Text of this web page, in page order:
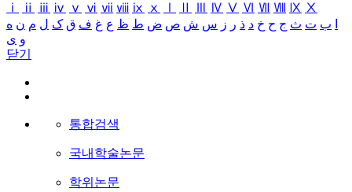
ⅰ
ⅱ ⅲ ⅳ ⅴ ⅵ ⅶ ⅷ ⅸ ⅹ Ⅳ Ⅴ Ⅵ Ⅶ Ⅷ Ⅸ Ⅹ
ب ت ث ج ح خ د ذ ر ز س ش ص ض ط ظ ع غ ف ق ک ل م ن ه
و ی
닫기
통합검색
국내학술논문
학위논문